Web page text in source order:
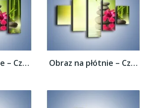
Obraz na płótnie – Czerwony sen o kwiatach... Obraz na płótnie – Czerwony sen o kwiatach...